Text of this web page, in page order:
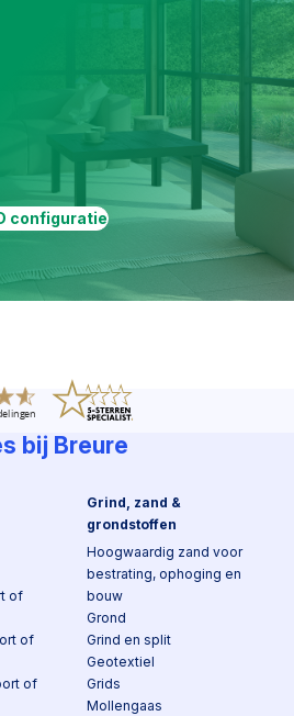
configuratie
bij Breure
of
of
of
Grind, zand &
grondstoffen
Hoogwaardig zand voor
bestrating, ophoging en
bouw
Grond
Grind en split
Geotextiel
Grids
Mollengaas